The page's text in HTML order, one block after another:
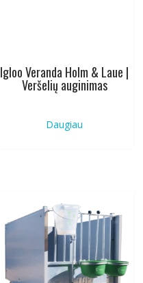
Igloo Veranda Holm & Laue |
Veršelių auginimas
Daugiau